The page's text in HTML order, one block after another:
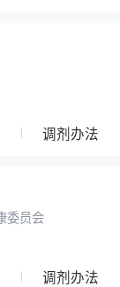
调剂办法
委员会
调剂办法